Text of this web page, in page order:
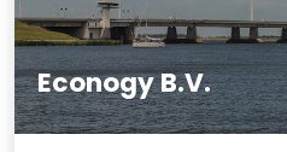
Econogy B.V.